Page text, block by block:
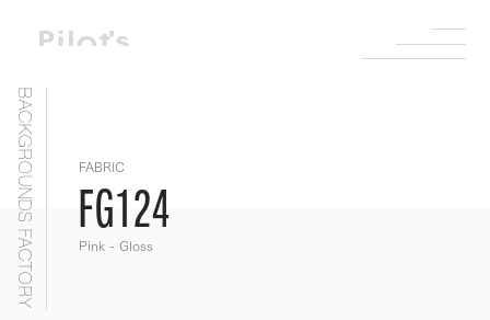
BACKGROUNDS FACTORY FABRIC
FG124
Pink - Gloss